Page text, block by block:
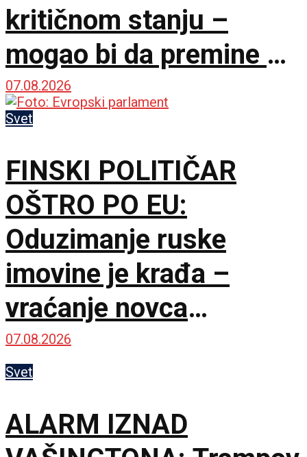
kritičnom stanju –
mogao bi da premine u
svakom trenutku
07.08.2026
Svet
FINSKI POLITIČAR
OŠTRO PO EU:
Oduzimanje ruske
imovine je krađa –
vraćanje novca
omogućilo bi mir u
Ukrajini
07.08.2026
Svet
ALARM IZNAD